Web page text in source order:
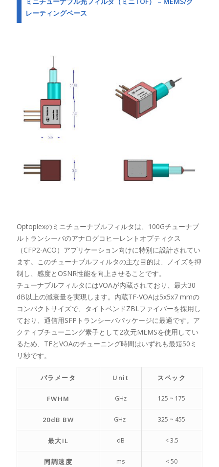
レーティングベース
Optoplexのミニチューナブルフィルタは、100Gチューナブ
ルトランシーバのアナログコヒーレントオプティクス
（CFP2-ACO）アプリケーション向けに特別に設計されてい
ます。このチューナブルフィルタの主な目的は、ノイズを抑
制し、感度とOSNR性能を向上させることです。
チューナブルフィルタにはVOAが内蔵されており、最大30
dB以上の減衰量を実現します。内蔵TF-VOAは5x5x7 mmの
コンパクトサイズで、タイトベンドZBLファイバーを採用し
ており、通信用SFPトランシーバパッケージに最適です。ア
クティブチューニング素子として2次元MEMSを使用してい
るため、TFとVOAのチューニング時間はいずれも最短50ミ
リ秒です。
パラメータ Unit スペック
FWHM GHz 125 ~ 175
20dB BW GHz 325 ~ 455
最大IL dB < 3.5
同調速度 ms < 50